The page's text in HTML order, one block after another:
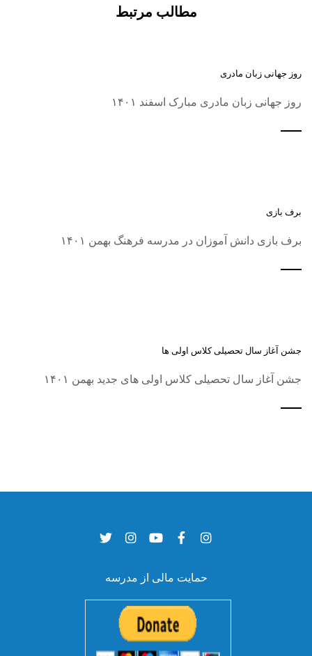
مطالب مرتبط
روز جهانی زبان مادری
روز جهانی زبان مادری مبارک اسفند ۱۴۰۱
برف بازی
برف بازی دانش آموزان در مدرسه فرهنگ بهمن ۱۴۰۱
جشن آغاز سال تحصیلی کلاس اولی ها
جشن آغاز سال تحصیلی کلاس اولی های جدید بهمن ۱۴۰۱
حمایت مالی از مدرسه